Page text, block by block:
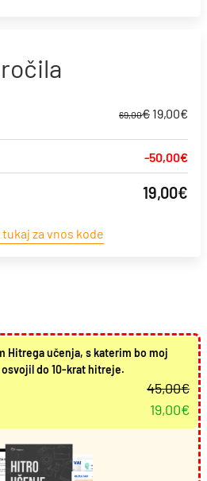
69,00€ Izvirna
je
bila:
69,00€.
19,00€
-50,00€
19,00€
za vnos kode
Hitrega učenja, s katerim bo moj
do 10-krat hitreje.
45,00€
19,00€